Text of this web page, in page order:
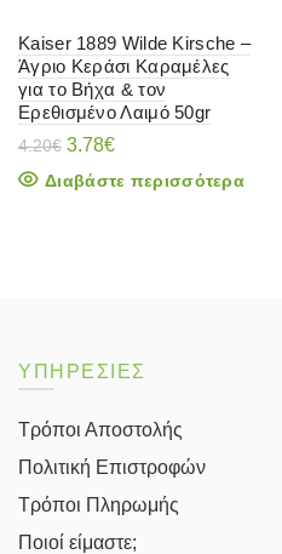
Kaiser 1889 Wilde Kirsche –
Άγριο Κεράσι Καραμέλες
για το Βήχα & τον
Ερεθισμένο Λαιμό 50gr
4.20€ Original
was:
3.78€Η
τιμή
Διαβάστε περισσότερα
ΥΠΗΡΕΣΙΕΣ
Τρόποι Αποστολής
Πολιτική Επιστροφών
Τρόποι Πληρωμής
Ποιοί είμαστε;